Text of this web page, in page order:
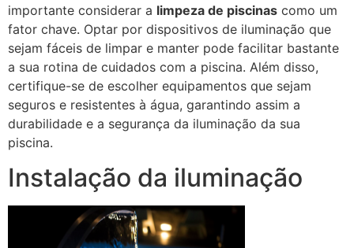
importante considerar a limpeza de piscinas como um
fator chave. Optar por dispositivos de iluminação que
sejam fáceis de limpar e manter pode facilitar bastante
a sua rotina de cuidados com a piscina. Além disso,
certifique-se de escolher equipamentos que sejam
seguros e resistentes à água, garantindo assim a
durabilidade e a segurança da iluminação da sua
piscina.
Instalação da iluminação